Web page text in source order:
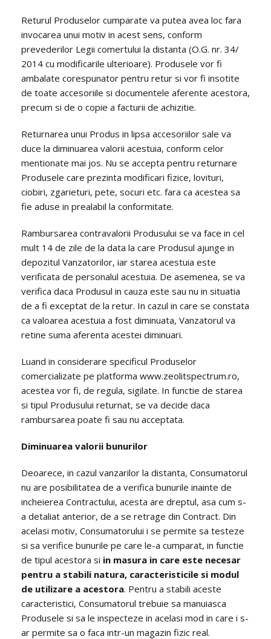
Returul Produselor cumparate va putea avea loc fara
invocarea unui motiv in acest sens, conform
prevederilor Legii comertului la distanta (O.G. nr. 34/
2014 cu modificarile ulterioare). Produsele vor fi
ambalate corespunator pentru retur si vor fi insotite
de toate accesoriile si documentele aferente acestora,
precum si de o copie a facturii de achizitie.
Returnarea unui Produs in lipsa accesoriilor sale va
duce la diminuarea valorii acestuia, conform celor
mentionate mai jos. Nu se accepta pentru returnare
Produsele care prezinta modificari fizice, lovituri,
ciobiri, zgarieturi, pete, socuri etc. fara ca acestea sa
fie aduse in prealabil la conformitate.
Rambursarea contravalorii Produsului se va face in cel
mult 14 de zile de la data la care Produsul ajunge in
depozitul Vanzatorilor, iar starea acestuia este
verificata de personalul acestuia. De asemenea, se va
verifica daca Produsul in cauza este sau nu in situatia
de a fi exceptat de la retur. In cazul in care se constata
ca valoarea acestuia a fost diminuata, Vanzatorul va
retine suma aferenta acestei diminuari.
Luand in considerare specificul Produselor
comercializate pe platforma www.zeolitspectrum.ro,
acestea vor fi, de regula, sigilate. In functie de starea
si tipul Produsului returnat, se va decide daca
rambursarea poate fi sau nu acceptata.
Diminuarea valorii bunurilor
Deoarece, in cazul vanzarilor la distanta, Consumatorul
nu are posibilitatea de a verifica bunurile inainte de
incheierea Contractului, acesta are dreptul, asa cum s-
a detaliat anterior, de a se retrage din Contract. Din
acelasi motiv, Consumatorului i se permite sa testeze
si sa verifice bunurile pe care le-a cumparat, in functie
de tipul acestora si in masura in care este necesar
pentru a stabili natura, caracteristicile si modul
de utilizare a acestora. Pentru a stabili aceste
caracteristici, Consumatorul trebuie sa manuiasca
Produsele si sa le inspecteze in acelasi mod in care i s-
ar permite sa o faca intr-un magazin fizic real.